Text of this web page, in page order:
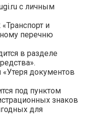
с личным
и
перечню
в разделе
документов
под пунктом
знаков
для